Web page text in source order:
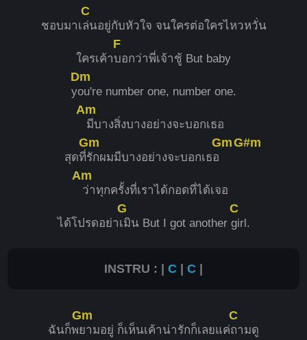
ชอบมาเ
C
ล่นอยู่กับหัวใจ จนใครต่อใครไหวหวั่น
ใครเค้า
F
บอกว่าพี่เจ้าชู้ But baby
y
Dm
ou're number one, number one.
Am
มีบางสิ่งบางอย่างจะบอกเธอ
สุดที่
Gm
รักผมมีบางอย่างจะบอกเธอ
GmG#m
Am
ว่าทุกครั้งที่เราได้กอดที่ได้เจอ
ได้โปรดอย่า
G
เมิน But I got another
C
girl.
INSTRU : | C | C |
ฉันก็พ
Gm
ยามอยู่ ก็เห็นเค้าน่ารักก็เลยแค่
C
ถามดู